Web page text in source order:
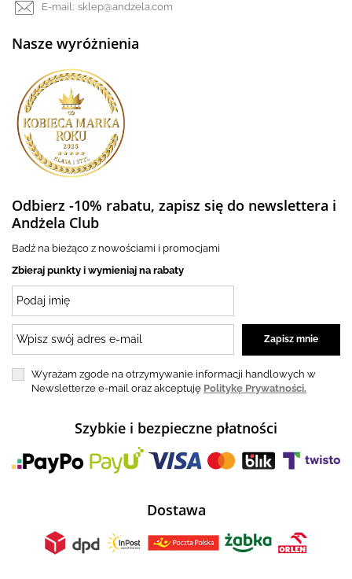
E-mail: sklep@andzela.com
Nasze wyróżnienia
Odbierz -10% rabatu, zapisz się do newslettera i
Andżela Club
Badź na bieżąco z nowościami i promocjami
Zbieraj punkty i wymieniaj na rabaty
Wyrażam zgode na otrzymywanie informacji handlowych w
Newsletterze e-mail oraz akceptuję Politykę Prywatności.
Szybkie i bezpieczne płatności
Dostawa